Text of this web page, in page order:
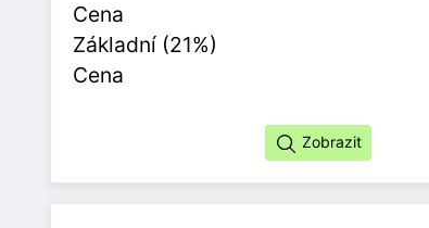
Cena
Základní (21%)
Cena
Zobrazit